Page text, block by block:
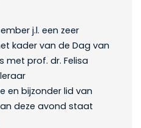
j.l. een zeer
kader van de Dag van
met prof. dr. Felisa
en bijzonder lid van
deze avond staat